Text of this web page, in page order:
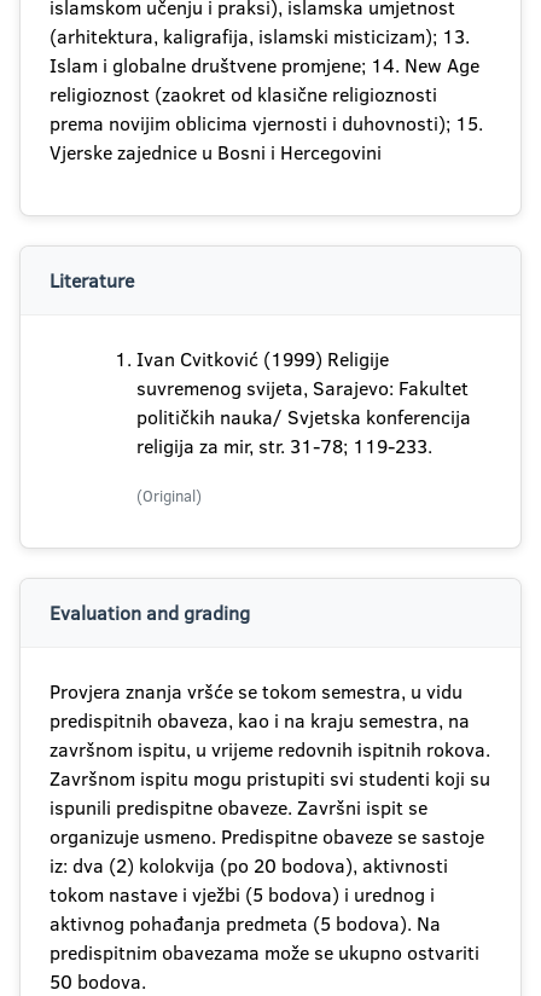
islamskom učenju i praksi), islamska umjetnost
(arhitektura, kaligrafija, islamski misticizam); 13.
Islam i globalne društvene promjene; 14. New Age
religioznost (zaokret od klasične religioznosti
prema novijim oblicima vjernosti i duhovnosti); 15.
Vjerske zajednice u Bosni i Hercegovini
Literature
Ivan Cvitković (1999) Religije
suvremenog svijeta, Sarajevo: Fakultet
političkih nauka/ Svjetska konferencija
religija za mir, str. 31-78; 119-233.
(Original)
Evaluation and grading
Provjera znanja vršće se tokom semestra, u vidu
predispitnih obaveza, kao i na kraju semestra, na
završnom ispitu, u vrijeme redovnih ispitnih rokova.
Završnom ispitu mogu pristupiti svi studenti koji su
ispunili predispitne obaveze. Završni ispit se
organizuje usmeno. Predispitne obaveze se sastoje
iz: dva (2) kolokvija (po 20 bodova), aktivnosti
tokom nastave i vježbi (5 bodova) i urednog i
aktivnog pohađanja predmeta (5 bodova). Na
predispitnim obavezama može se ukupno ostvariti
50 bodova.